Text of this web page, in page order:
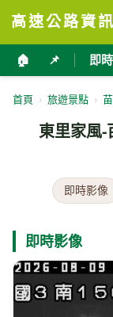
高速公路資
🏠 📌 即
首頁 › 旅遊景點 ›
東里家風-
即時影像
即時影像